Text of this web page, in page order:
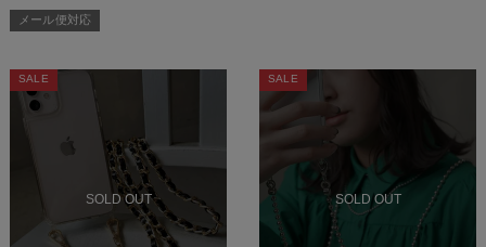
メール便対応
SOLD OUT
SALE
SOLD OUT
SALE